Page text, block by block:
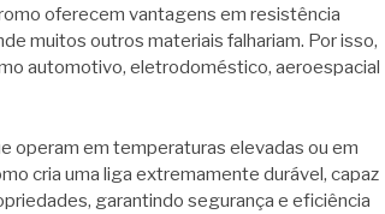
oferecem vantagens em resistência
muitos outros materiais falhariam. Por isso,
automotivo, eletrodoméstico, aeroespacial
operam em temperaturas elevadas ou em
cria uma liga extremamente durável, capaz
garantindo segurança e eficiência